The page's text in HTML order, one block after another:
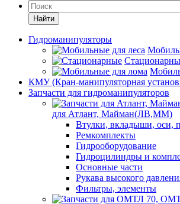
Найти
Гидроманипуляторы
КМУ (Кран-манипуляторная
Запчасти для гидроманипуляторов
для Атлант, Майман(ЛВ,ММ)
Втулки, вкладыши, оси,
Ремкомплекты
Гидрооборудование
Гидроцилиндры и
Основные части
Рукава высокого
Фильтры, элементы